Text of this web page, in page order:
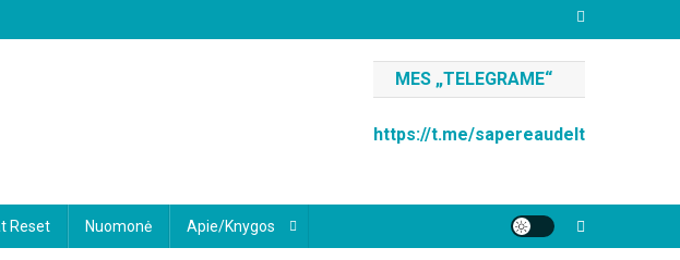
MES „TELEGRAME“
https://t.me/sapereaudelt
Reset Nuomonė Apie/knygos